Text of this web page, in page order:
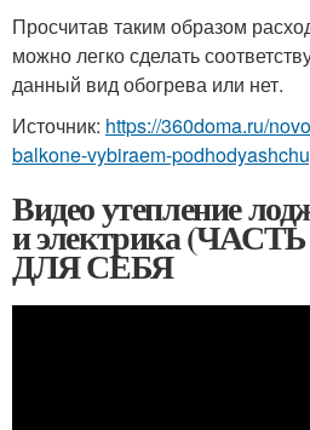
Просчитав таким образом
можно легко сделать
данный вид обогрева или нет.
Источник: https://360doma.ru/
balkone-vybiraem-
Видео утепление
и электрика
ДЛЯ СЕБЯ